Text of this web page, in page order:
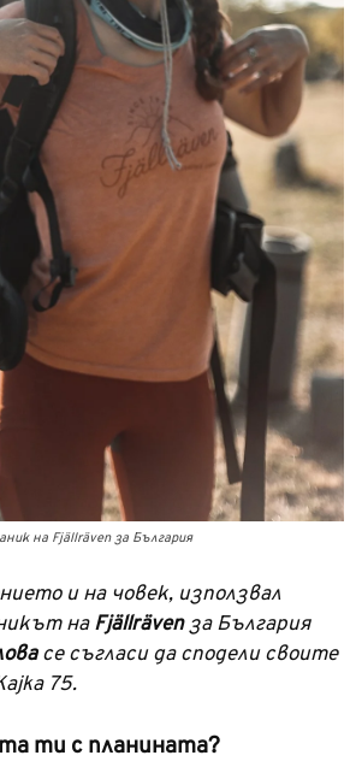
на Fjällräven за България
и на човек, използвал
наFjällrävenза България
се съгласи да сподели своите
75.
ти с планината?